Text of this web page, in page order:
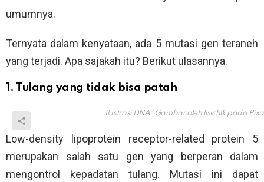
umumnya.
Ternyata dalam kenyataan, ada 5 mutasi gen teraneh
yang terjadi. Apa sajakah itu? Berikut ulasannya.
1. Tulang yang tidak bisa patah
Ilustrasi DNA. Gambar oleh lisichik pada
Low-density lipoprotein receptor-related protein 5
merupakan salah satu gen yang berperan dalam
mengontrol kepadatan tulang. Mutasi ini dapat